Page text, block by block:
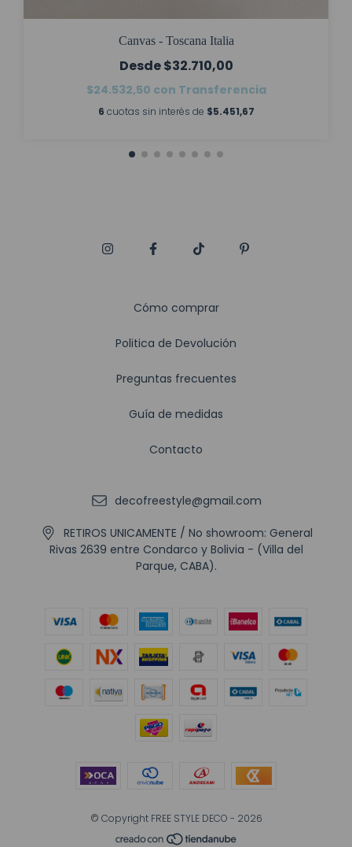
Canvas - Toscana Italia
$32.710,00
$24.532,50 con Transferencia
6 cuotas sin interés de $5.451,67
Cómo comprar
Politica de Devolución
Preguntas frecuentes
Guía de medidas
Contacto
decofreestyle@gmail.com
RETIROS UNICAMENTE / No showroom: General
Rivas 2639 entre Condarco y Bolivia - (Villa del
Parque, CABA).
© Copyright FREE STYLE DECO - 2026